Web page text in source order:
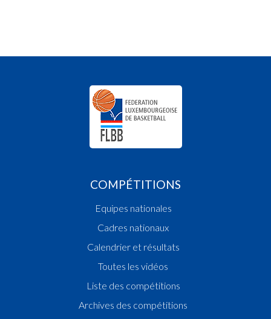
COMPÉTITIONS
Equipes nationales
Cadres nationaux
Calendrier et résultats
Toutes les vidéos
Liste des compétitions
Archives des compétitions